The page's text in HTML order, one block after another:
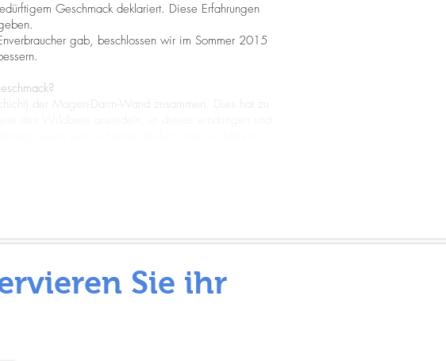
Geschmack deklariert. Diese Erfahrungen
gab, beschlossen wir im Sommer 2015
der Magen-Darm-Wand zusammen. Dies hat zu
Sie ihr